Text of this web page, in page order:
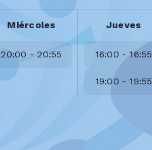
Miércoles
20:00 - 20:55
Jueves
16:00 - 16:55
19:00 - 19:55